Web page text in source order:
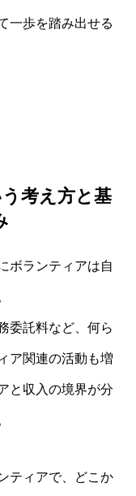
一歩を踏み出せる
考え方と基
ボランティアは自
委託料など、何ら
ア関連の活動も増
と収入の境界が分
ティアで、どこか